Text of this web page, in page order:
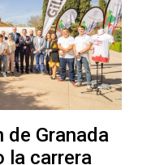
Granada
la carrera